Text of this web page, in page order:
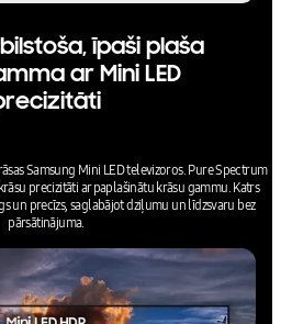
īpaši plaša
ar Mini LED
Samsung Mini LED televizoros. Pure Spectrum
precizitāti ar paplašinātu krāsu gammu. Katrs
un precīzs, saglabājot dziļumu un līdzsvaru bez
pārsātinājuma.